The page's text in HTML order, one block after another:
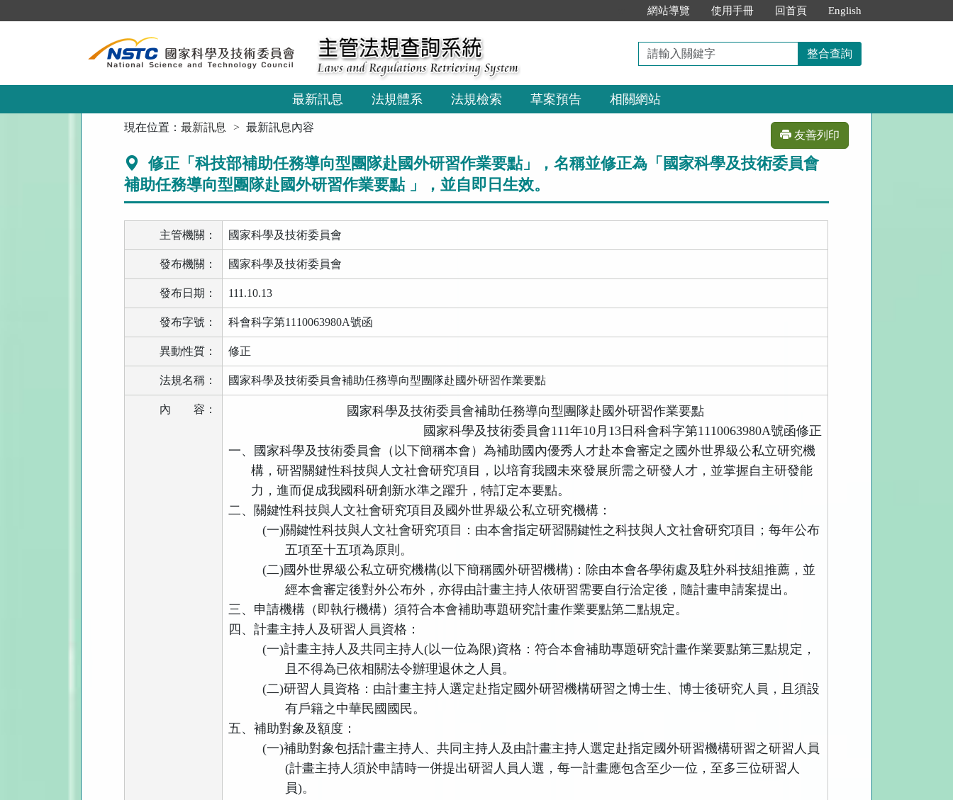
到
網站導覽 使用手冊 回首頁 English
請
輸
入
關
鍵
整合查詢
最新訊息 法規體系 法規檢索 草案預告 相關網站
現在位置：最新訊息 最新訊息內容
友善列印
修正「科技部補助任務導向型團隊赴國外研習作業要點」，名稱並修正為「國家科學及技術委員會
補助任務導向型團隊赴國外研習作業要點 」，並自即日生效。
主管機關： 國家科學及技術委員會
發布機關： 國家科學及技術委員會
發布日期： 111.10.13
發布字號： 科會科字第1110063980A號函
異動性質： 修正
法規名稱： 國家科學及技術委員會補助任務導向型團隊赴國外研習作業要點
內容：
國家科學及技術委員會補助任務導向型團隊赴國外研習作業要點
國家科學及技術委員會111年10月 13 日科會科字第1110063980A號函修正
一、國家科學及技術委員會（以下簡稱本會）為補助國內優秀人才赴本會審定之國外世界級公私立研究機
構，研習關鍵性科技與人文社會研究項目，以培育我國未來發展所需之研發人才，並掌握自主研發能
力，進而促成我國科研創新水準之躍升，特訂定本要點。
二、關鍵性科技與人文社會研究項目及國外世界級公私立研究機構：
(一)關鍵性科技與人文社會研究項目：由本會指定研習關鍵性之科技與人文社會研究項目；每年公布
五項至十五項為原則。
(二)國外世界級公私立研究機構(以下簡稱國外研習機構) ：除由本會各學術處及駐外科技組推薦，並
經本會審定後對外公布外，亦得由計畫主持人依研習需要自行洽定後，隨計畫申請案提出。
三、申請機構（即執行機構）須符合本會補助專題研究計畫作業要點第二點規定。
四、計畫主持人及研習人員資格：
(一)計畫主持人及共同主持人(以一位為限)資格：符合本會補助專題研究計畫作業要點第三點規定，
且不得為已依相關法令辦理退休之人員。
(二)研習人員資格：由計畫主持人選定赴指定國外研習機構研習之博士生、博士後研究人員，且須設
有戶籍之中華民國國民。
五、補助對象及額度：
(一)補助對象包括計畫主持人、共同主持人及由計畫主持人選定赴指定國外研習機構研習之研習人員
(計畫主持人須於申請時一併提出研習人員人選，每一計畫應包含至少一位，至多三位研習人
員)。